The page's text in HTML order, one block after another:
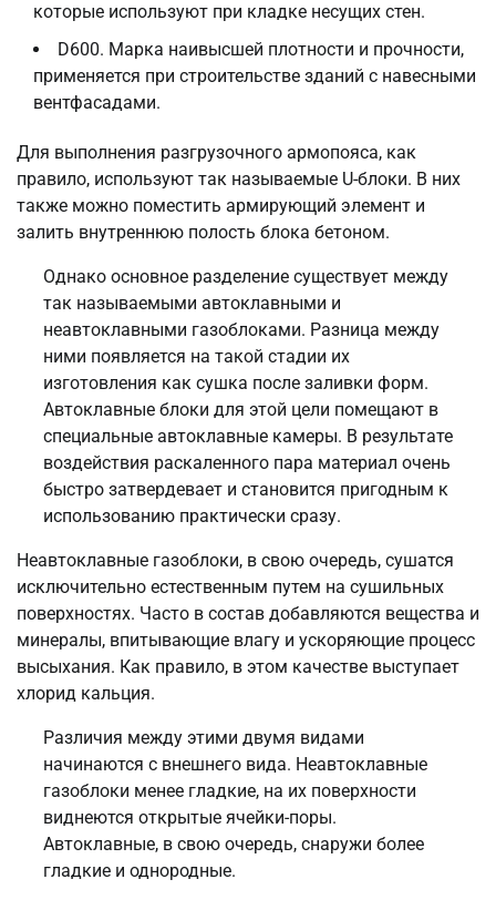
которые используют при кладке несущих стен.
D600. Марка наивысшей плотности и прочности,
применяется при строительстве зданий с навесными
вентфасадами.
Для выполнения разгрузочного армопояса, как
правило, используют так называемые U-блоки. В них
также можно поместить армирующий элемент и
залить внутреннюю полость блока бетоном.
Однако основное разделение существует между
так называемыми автоклавными и
неавтоклавными газоблоками. Разница между
ними появляется на такой стадии их
изготовления как сушка после заливки форм.
Автоклавные блоки для этой цели помещают в
специальные автоклавные камеры. В результате
воздействия раскаленного пара материал очень
быстро затвердевает и становится пригодным к
использованию практически сразу.
Неавтоклавные газоблоки, в свою очередь, сушатся
исключительно естественным путем на сушильных
поверхностях. Часто в состав добавляются вещества и
минералы, впитывающие влагу и ускоряющие процесс
высыхания. Как правило, в этом качестве выступает
хлорид кальция.
Различия между этими двумя видами
начинаются с внешнего вида. Неавтоклавные
газоблоки менее гладкие, на их поверхности
виднеются открытые ячейки-поры.
Автоклавные, в свою очередь, снаружи более
гладкие и однородные.